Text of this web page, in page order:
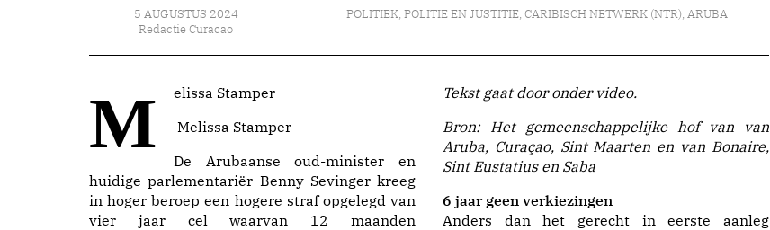
5 AUGUSTUS 2024
Redactie Curacao
POLITIEK, POLITIE EN JUSTITIE, CARIBISCH NETWERK (NTR), ARUBA
Melissa Stamper
Melissa Stamper
De Arubaanse oud-minister en
huidige parlementariër Benny Sevinger kreeg
in hoger beroep een hogere straf opgelegd van
vier jaar cel waarvan 12 maanden
Tekst gaat door onder video.
Bron: Het gemeenschappelijke hof van van
Aruba, Curaçao, Sint Maarten en van Bonaire,
Sint Eustatius en Saba
6 jaar geen verkiezingen
Anders dan het gerecht in eerste aanleg